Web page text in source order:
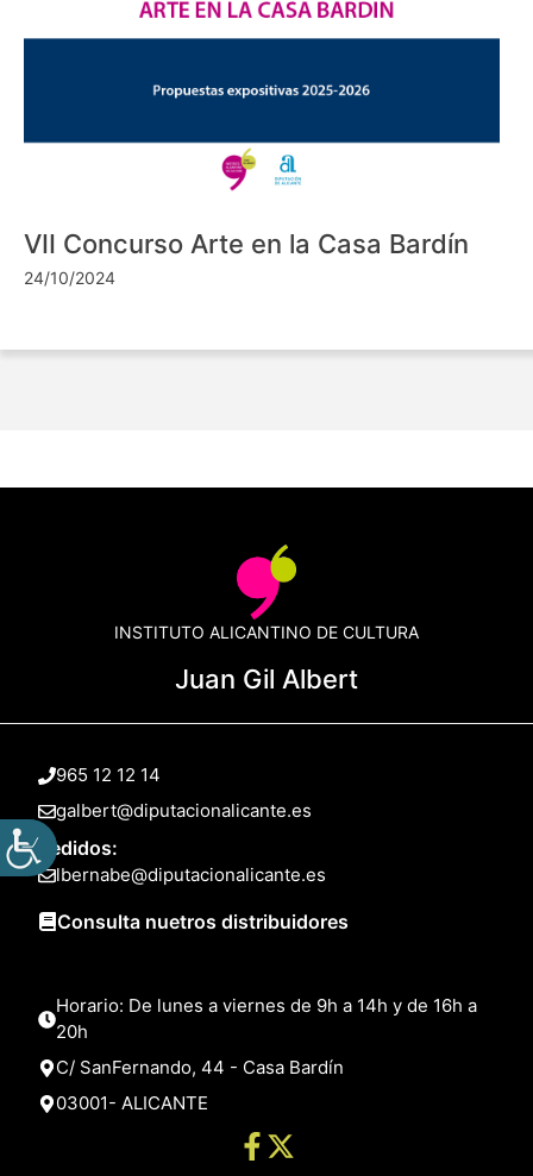
VII Concurso Arte en la Casa Bardín
24/10/2024
INSTITUTO ALICANTINO DE CULTURA
Juan Gil Albert
965 12 12 14
galbert@diputacionalicante.es
Pedidos:
lbernabe@diputacionalicante.es
Consulta nuetros distribuidores
Horario: De lunes a viernes de 9h a 14h y de 16h a
20h
C/ SanFernando, 44 - Casa Bardín
03001- ALICANTE